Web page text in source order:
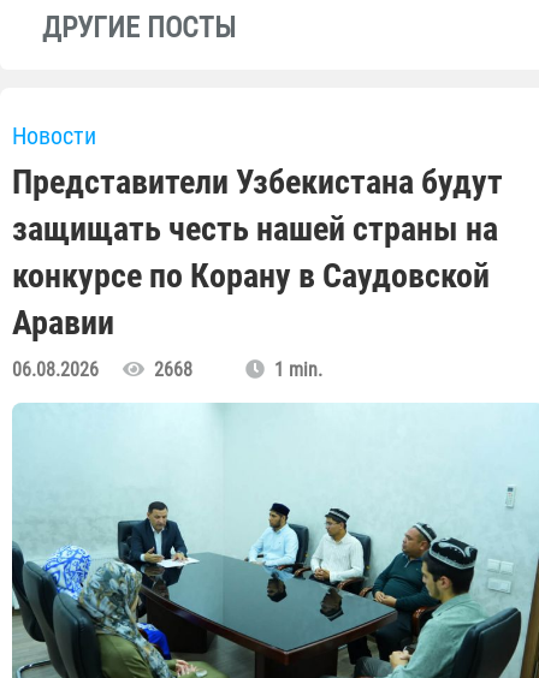
ДРУГИЕ ПОСТЫ
Новости
Представители Узбекистана будут
защищать честь нашей страны на
конкурсе по Корану в Саудовской
Аравии
06.08.2026 2668 1 min.